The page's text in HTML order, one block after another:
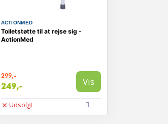
ACTIONMED
Toiletstøtte til at rejse sig -
ActionMed
299,-
249,- Vis
Udsolgt